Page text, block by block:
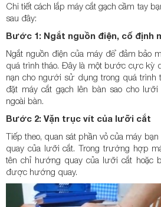
Chi tiết cách lắp máy cắt gạch cầm tay
sau đây:
Bước 1: Ngắt nguồn điện, cố định
Ngắt nguồn điện của máy để đảm bảo
quá trình tháo. Đây là một bước cực kỳ
nạn cho người sử dụng trong quá trình
đặt máy cắt gạch lên bàn sao cho
ngoài bàn.
Bước 2: Vặn trục vít của lưỡi cắt
Tiếp theo, quan sát phần vỏ của máy
quay của lưỡi cắt. Trong trường hợp
tên chỉ hướng quay của lưỡi cắt hoặc
được hướng quay.